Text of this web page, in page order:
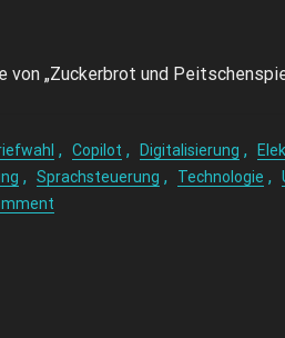
von „Zuckerbrot und
, Copilot , Digitalisierung ,
, Sprachsteuerung , Technologie ,